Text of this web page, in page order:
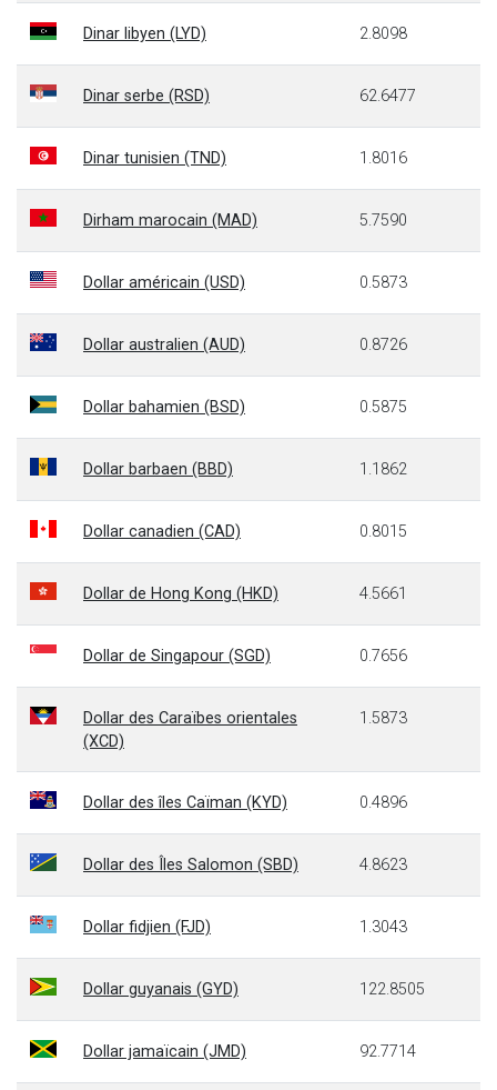
Dinar libyen (LYD) 2.8098
Dinar serbe (RSD) 62.6477
Dinar tunisien (TND) 1.8016
Dirham marocain (MAD) 5.7590
Dollar américain (USD) 0.5873
Dollar australien (AUD) 0.8726
Dollar bahamien (BSD) 0.5875
Dollar barbaen (BBD) 1.1862
Dollar canadien (CAD) 0.8015
Dollar de Hong Kong (HKD) 4.5661
Dollar de Singapour (SGD) 0.7656
Dollar des Caraïbes orientales
(XCD)
1.5873
Dollar des îles Caïman (KYD) 0.4896
Dollar des Îles Salomon (SBD) 4.8623
Dollar fidjien (FJD) 1.3043
Dollar guyanais (GYD) 122.8505
Dollar jamaïcain (JMD) 92.7714